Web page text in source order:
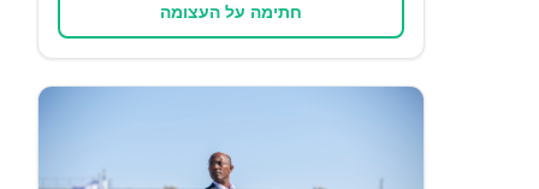
חתימה על העצומה